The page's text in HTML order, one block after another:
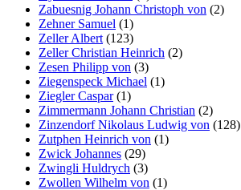
Zabuesnig Johann Christoph von (2)
Zehner Samuel (1)
Zeller Albert (123)
Zeller Christian Heinrich (2)
Zesen Philipp von (3)
Ziegenspeck Michael (1)
Ziegler Caspar(1)
Zimmermann Johann Christian (2)
Zinzendorf Nikolaus Ludwig von (128)
Zutphen Heinrich von (1)
Zwick Johannes (29)
Zwingli Huldrych (3)
Zwollen Wilhelm von (1)